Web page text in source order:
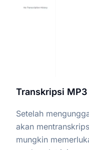
Transkripsi MP3
Setelah
akan
mungkin